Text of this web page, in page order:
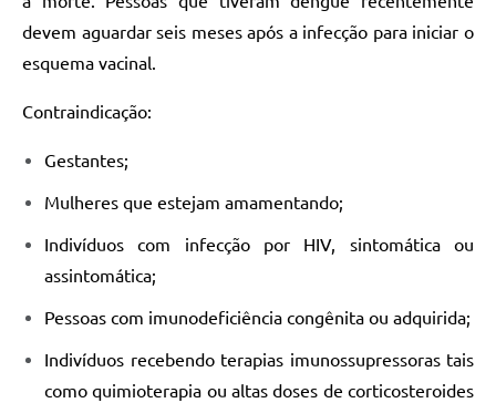
devem aguardar seis meses após a infecção para iniciar o
esquema vacinal.
Contraindicação:
Gestantes;
Mulheres que estejam amamentando;
Indivíduos com infecção por HIV, sintomática ou
assintomática;
Pessoas com imunodeficiência congênita ou adquirida;
Indivíduos recebendo terapias imunossupressoras tais
como quimioterapia ou altas doses de corticosteroides